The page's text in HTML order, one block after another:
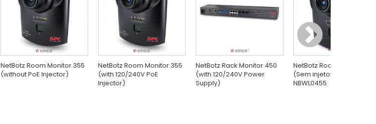
NetBotz Room Monitor 355
(without PoE Injector)
NetBotz Room Monitor 355
(with 120/240V PoE
Injector)
NetBotz Rack Monitor 450
(with 120/240V Power
Supply)
NetBotz Room Monitor
(Sem injetor PoE),
NBWL0455